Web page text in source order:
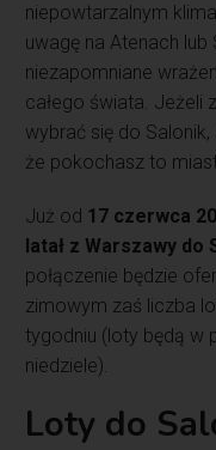
niepowtarzalnym
uwagę na Atenach lub
niezapomniane
całego świata. Jeżeli
wybrać się do
że pokochasz to
Już od 17 czerwca
latał z Warszawy do
połączenie będzie
zimowym zaś liczba
tygodniu (loty będą w
niedziele).
Loty do